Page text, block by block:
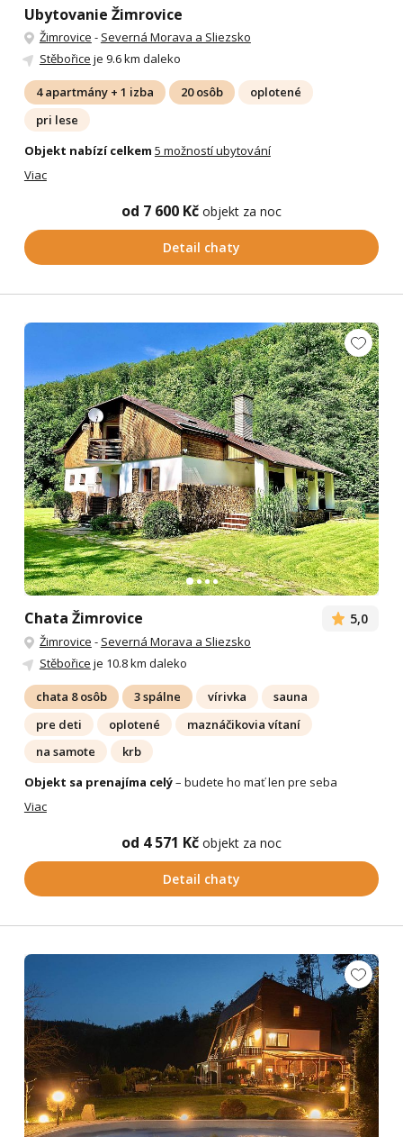
Ubytovanie Žimrovice
Žimrovice - Severná Morava a Sliezsko
Stěbořice je 9.6 km daleko
4 apartmány + 1 izba 20 osôb
oplotené
pri lese
Objekt nabízí celkem 5 možností ubytování
Viac
od 7 600 Kč objekt za noc
Detail chaty
Chata Žimrovice 5,0
Žimrovice - Severná Morava a Sliezsko
Stěbořice je 10.8 km daleko
chata 8 osôb 3 spálne vírivka
sauna
pre deti
oplotené
maznáčikovia vítaní
na samote
krb
Objekt sa prenajíma celý– budete ho mať len pre seba
Viac
od 4 571 Kč objekt za noc
Detail chaty